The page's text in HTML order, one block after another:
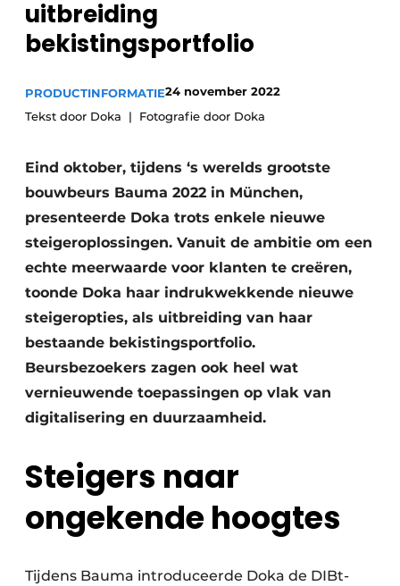
Privacy / Cookie statement
Vacature aanmelden
Video’s
uitbreiding
bekistingsportfolio
PRODUCTINFORMATIE24 november 2022
Tekst door Doka
Fotografie door Doka
Eind oktober, tijdens ‘s werelds grootste
bouwbeurs Bauma 2022 in München,
presenteerde Doka trots enkele nieuwe
steigeroplossingen. Vanuit de ambitie om een
echte meerwaarde voor klanten te creëren,
toonde Doka haar indrukwekkende nieuwe
steigeropties, als uitbreiding van haar
bestaande bekistingsportfolio.
Beursbezoekers zagen ook heel wat
vernieuwende toepassingen op vlak van
digitalisering en duurzaamheid.
Steigers naar
ongekende hoogtes
Tijdens Bauma introduceerde Doka de DIBt-